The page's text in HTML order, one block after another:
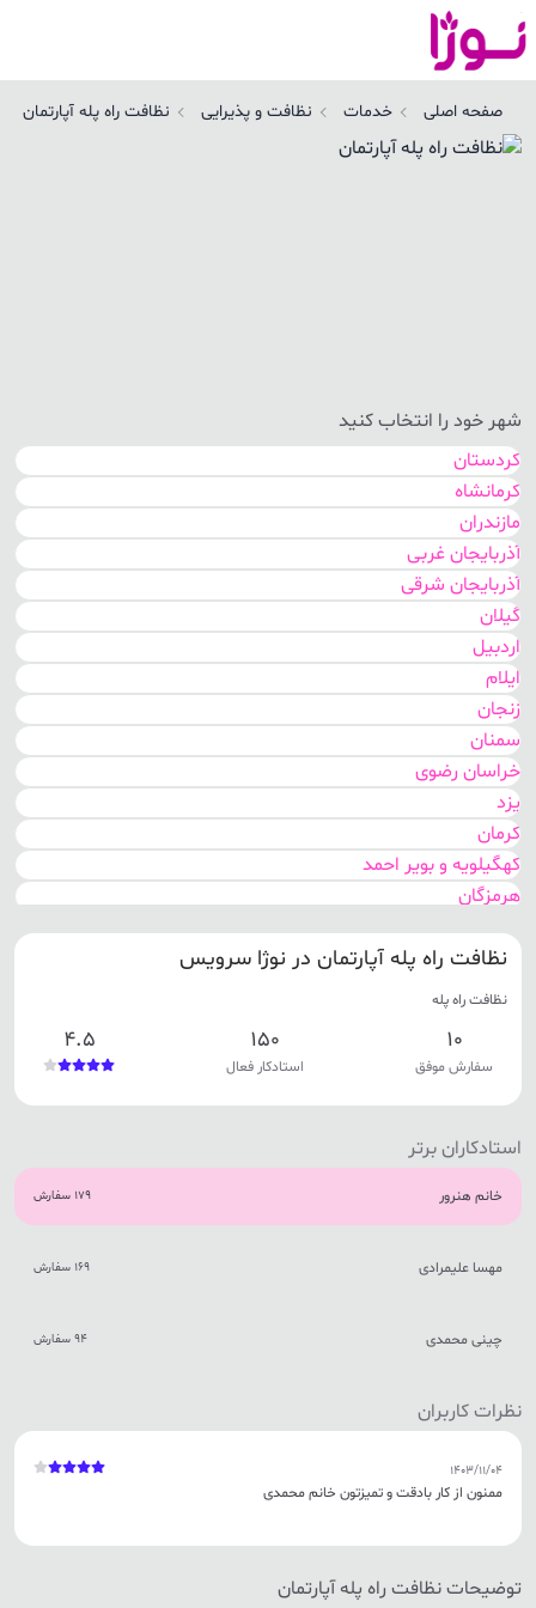
صفحه اصلی خدمات نظافت و پذیرایی نظافت راه پله آپارتمان
شهر خود را انتخاب کنید
کردستان
کرمانشاه
مازندران
آذربایجان غربی
آذربایجان شرقی
گیلان
اردبیل
ایلام
زنجان
سمنان
خراسان رضوی
یزد
کرمان
کهگیلویه و بویر احمد
هرمزگان
بوشهر
سیستان و بلوچستان
اصفهان
خوزستان
تهران
نظافت راه پله آپارتمان در نوژا سرویس
نظافت راه پله
10
سفارش موفق
150
استادکار فعال
4.5
استادکاران برتر
خانم هنرور 179 سفارش
مهسا علیمرادی 169 سفارش
چینی محمدی 94 سفارش
نظرات کاربران
1403/11/04
ممنون از کار بادقت و تمیزتون خانم محمدی
توضیحات نظافت راه پله آپارتمان
مشاهده توضیحات بیشتر